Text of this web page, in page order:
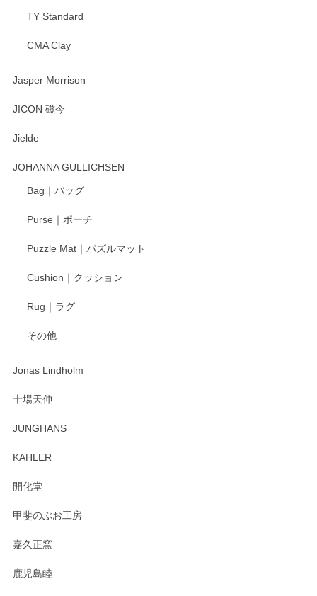
TY Standard
CMA Clay
Jasper Morrison
JICON 磁今
Jielde
JOHANNA GULLICHSEN
Bag｜バッグ
Purse｜ポーチ
Puzzle Mat｜パズルマット
Cushion｜クッション
Rug｜ラグ
その他
Jonas Lindholm
十場天伸
JUNGHANS
KAHLER
開化堂
甲斐のぶお工房
嘉久正窯
鹿児島睦